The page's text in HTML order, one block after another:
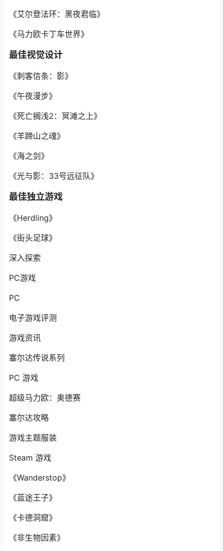
《艾尔登法环：黑夜君临》
《马力欧卡丁车世界》
最佳视觉设计
《刺客信条：影》
《午夜漫步》
《死亡搁浅2：冥滩之上》
《羊蹄山之魂》
《海之剑》
《光与影：33号远征队》
最佳独立游戏
《Herdling》
《街头足球》
深入探索
PC游戏
PC
电子游戏评测
游戏资讯
塞尔达传说系列
PC 游戏
超级马力欧：奥德赛
塞尔达攻略
游戏主题服装
Steam 游戏
《Wanderstop》
《蓝途王子》
《卡德洞窟》
《非生物因素》